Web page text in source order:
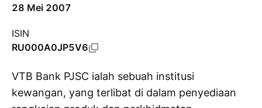
28 Mei 2007
ISIN
RU000A0JP5V6
VTB Bank PJSC ialah sebuah institusi
kewangan, yang terlibat di dalam penyediaan